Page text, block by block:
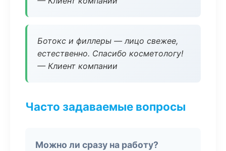
Ботокс и филлеры — лицо свежее,
естественно. Спасибо косметологу!
— Клиент компании
Часто задаваемые вопросы
Можно ли сразу на работу?